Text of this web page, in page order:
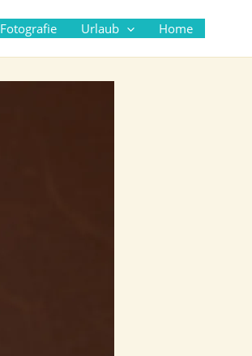
Fotografie Urlaub Home